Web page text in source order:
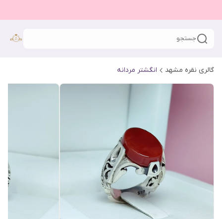
جستجو
گالری نقره مشهد انگشتر مردانه